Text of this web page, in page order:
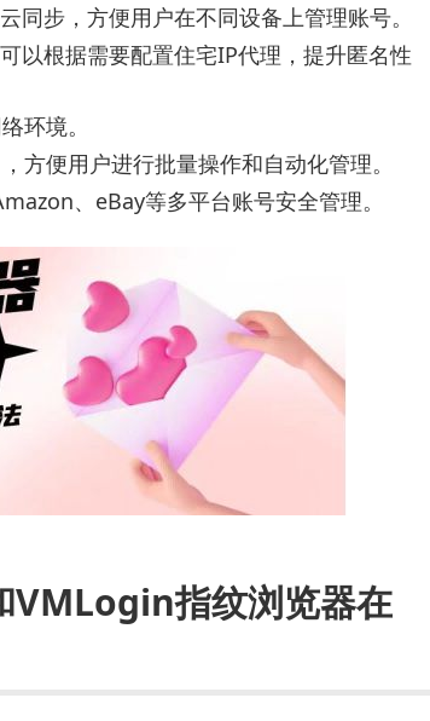
同步，方便用户在不同设备上管理账号。
以根据需要配置住宅IP代理，提升匿名性
环境。
方便用户进行批量操作和自动化管理。
、eBay等多平台账号安全管理。
VMLogin指纹浏览器在